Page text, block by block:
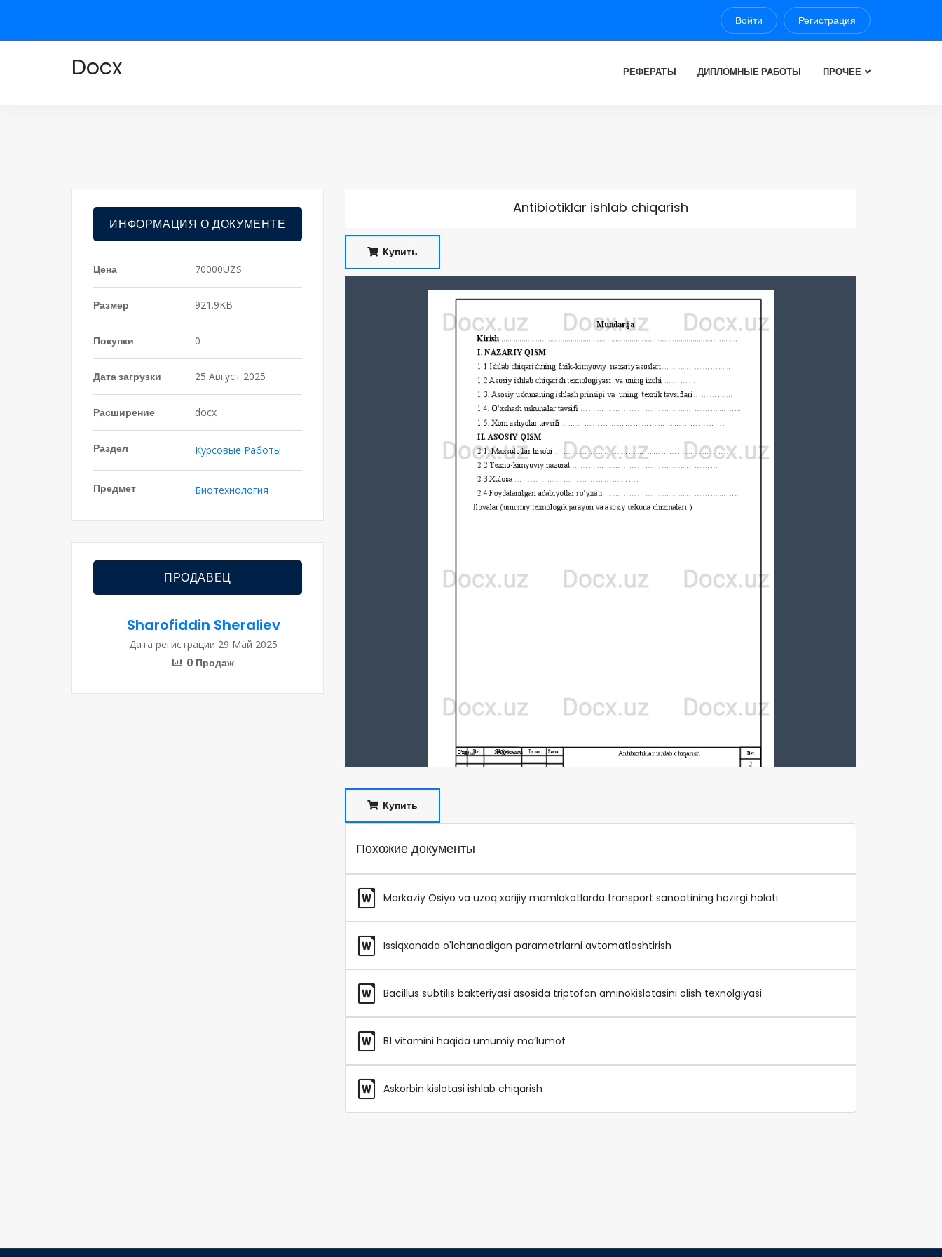
Войти Регистрация
Docx РЕФЕРАТЫ ДИПЛОМНЫЕ РАБОТЫ ПРОЧЕЕ
ИНФОРМАЦИЯ О ДОКУМЕНТЕ
Цена 70000UZS
Размер 921.9KB
Покупки 0
Дата загрузки 25 Август 2025
Расширение docx
Раздел Курсовые Работы
Предмет Биотехнология
ПРОДАВЕЦ
Sharofiddin Sheraliev
Дата регистрации 29 Май 2025
0 Продаж
Antibiotiklar ishlab chiqarish
Купить
Купить
Похожие документы
Markaziy Osiyo va uzoq xorijiy mamlakatlarda transport sanoatining hozirgi holati
Issiqxonada o'lchanadigan parametrlarni avtomatlashtirish
Bacillus subtilis bakteriyasi asosida triptofan aminokislotasini olish texnolgiyasi
B1 vitamini haqida umumiy ma’lumot
Askorbin kislotasi ishlab chiqarish